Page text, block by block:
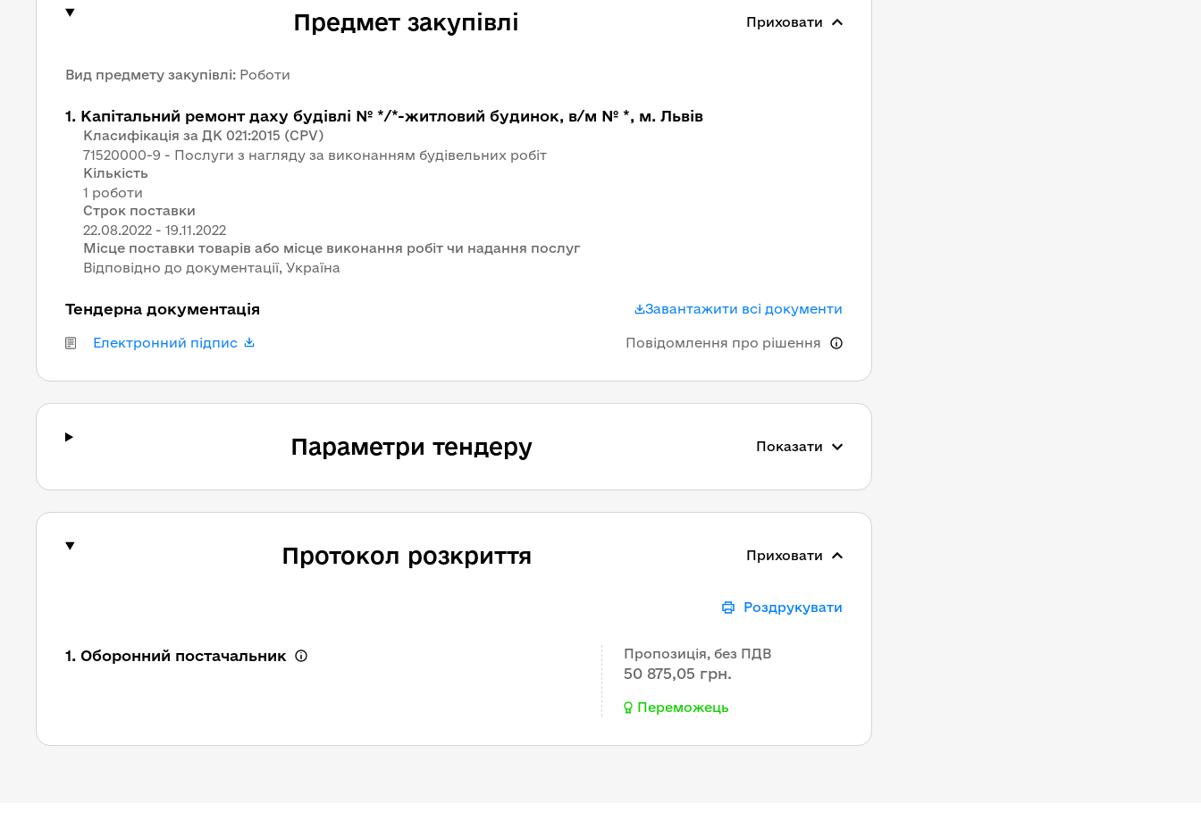
Предмет закупівлі Приховати
Вид предмету закупівлі: Роботи
1. Капітальний ремонт даху будівлі № */*-житловий будинок, в/м № *, м. Львів
Класифікація за ДК 021:2015 (CPV)
71520000-9 - Послуги з нагляду за виконанням будівельних робіт
Кількість
1 роботи
Строк поставки
Місце поставки товарів або місце виконання робіт чи надання послуг
Відповідно до документації, Україна
Тендерна документація Завантажити всі документи
Електронний підпис Повідомлення про рішення
Параметри тендеру Показати
Протокол розкриття Приховати
Роздрукувати
1. Оборонний постачальник Пропозиція, без ПДВ
50 875,05 грн.
Переможець